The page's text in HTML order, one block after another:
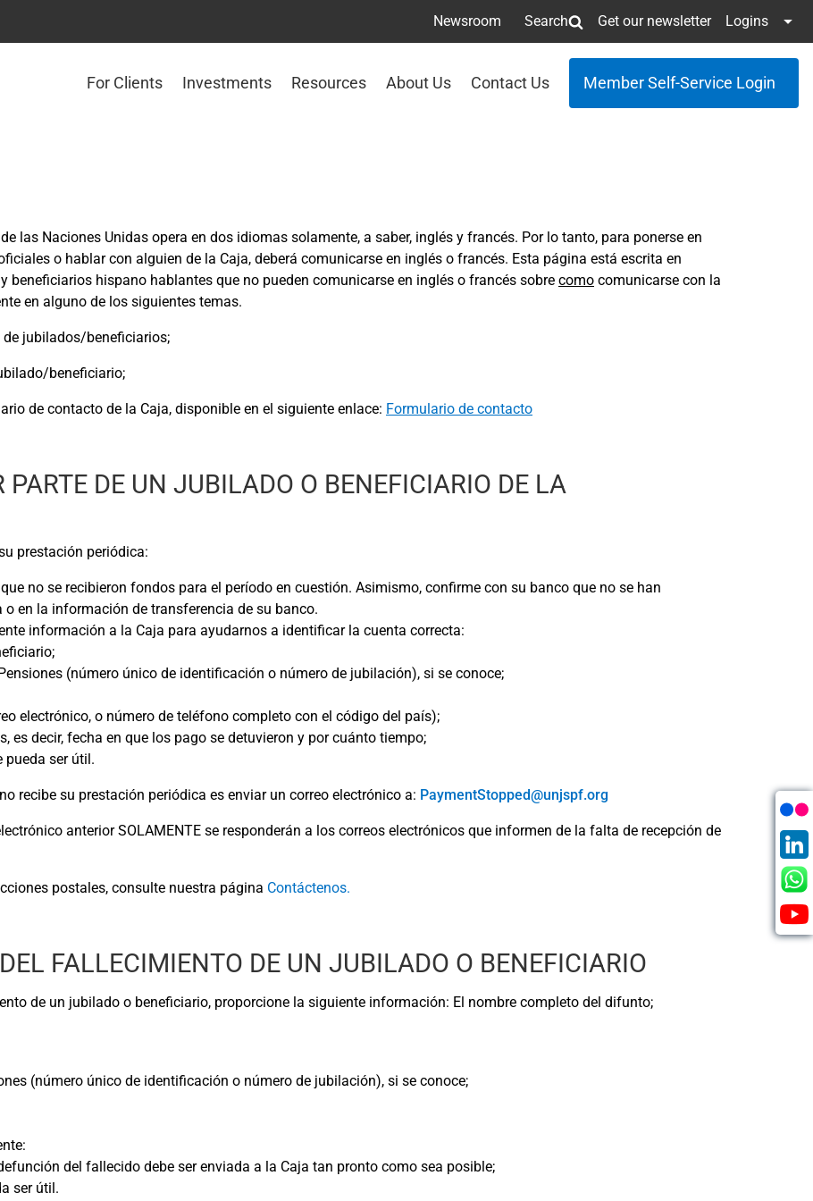
Newsroom Search Get our newsletter Logins
For Clients Investments Resources About Us Contact Us Member Self-Service Login
las Naciones Unidas opera en dos idiomas solamente, a saber, inglés y francés. Por lo tanto, para ponerse en
o hablar con alguien de la Caja, deberá comunicarse en inglés o francés. Esta página está escrita en
hispano hablantes que no pueden comunicarse en inglés o francés sobre como comunicarse con la
en alguno de los siguientes temas.
de jubilados/beneficiarios;
beneficiario;
de contacto de la Caja, disponible en el siguiente enlace: Formulario de contacto
DE UN JUBILADO O BENEFICIARIO DE LA
prestación periódica:
no se recibieron fondos para el período en cuestión. Asimismo, confirme con su banco que no se han
en la información de transferencia de su banco.
información a la Caja para ayudarnos a identificar la cuenta correcta:
(número único de identificación o número de jubilación), si se conoce;
electrónico, o número de teléfono completo con el código del país);
es decir, fecha en que los pago se detuvieron y por cuánto tiempo;
ser útil.
recibe su prestación periódica es enviar un correo electrónico a: PaymentStopped@unjspf.org
anterior SOLAMENTE se responderán a los correos electrónicos que informen de la falta de recepción de
postales, consulte nuestra página Contáctenos.
FALLECIMIENTO DE UN JUBILADO O BENEFICIARIO
de un jubilado o beneficiario, proporcione la siguiente información: El nombre completo del difunto;
(número único de identificación o número de jubilación), si se conoce;
del fallecido debe ser enviada a la Caja tan pronto como sea posible;
ser útil.